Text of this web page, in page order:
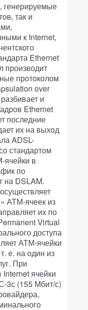
генерируемые
так и
к Internet,
Ethernet
производит
протоколом
over
и
Ethernet
последние
их на выход
ADSL-
стандартом
ячейки в
по
на DSLAM.
АТМ-ячеек из
их по
Virtual
доступа
АТМ-ячейки
е. на один из
При
Internet ячейки
3с (155 Мбит/с)